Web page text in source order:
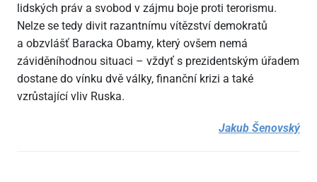
lidských práv a svobod v zájmu boje proti terorismu.
Nelze se tedy divit razantnímu vítězství demokratů
a obzvlášť Baracka Obamy, který ovšem nemá
záviděníhodnou situaci – vždyť s prezidentským úřadem
dostane do vínku dvě války, finanční krizi a také
vzrůstající vliv Ruska.
Jakub Šenovský